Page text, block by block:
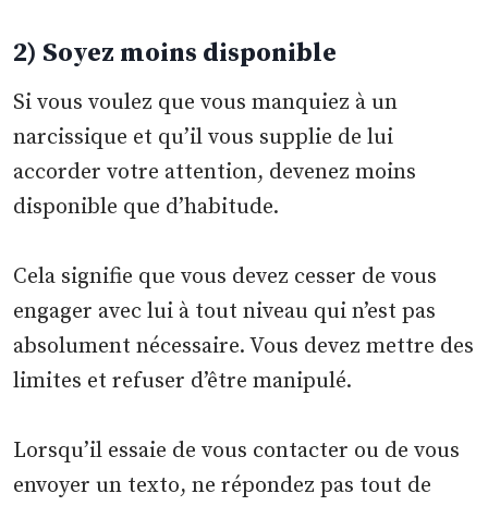
2) Soyez moins disponible
Si vous voulez que vous manquiez à un
narcissique et qu’il vous supplie de lui
accorder votre attention, devenez moins
disponible que d’habitude.
Cela signifie que vous devez cesser de vous
engager avec lui à tout niveau qui n’est pas
absolument nécessaire. Vous devez mettre des
limites et refuser d’être manipulé.
Lorsqu’il essaie de vous contacter ou de vous
envoyer un texto, ne répondez pas tout de